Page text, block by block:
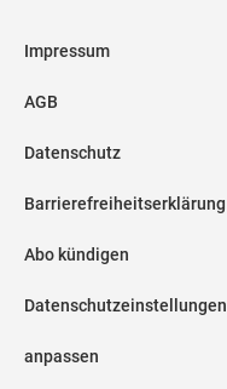
Impressum
AGB
Datenschutz
Barrierefreiheitserklärung
Abo kündigen
Datenschutzeinstellungen
anpassen